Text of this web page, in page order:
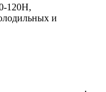
120Н,
и